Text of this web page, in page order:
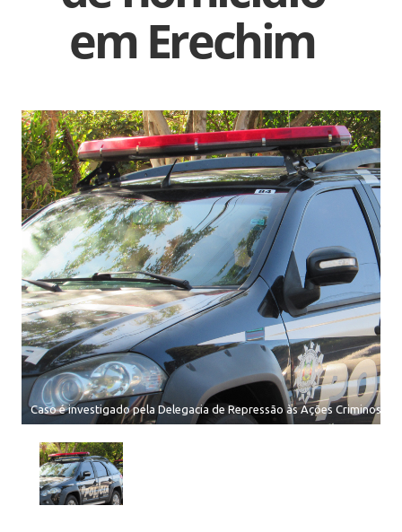
em Erechim
Caso é investigado pela Delegacia de Repressão às Ações Criminosas